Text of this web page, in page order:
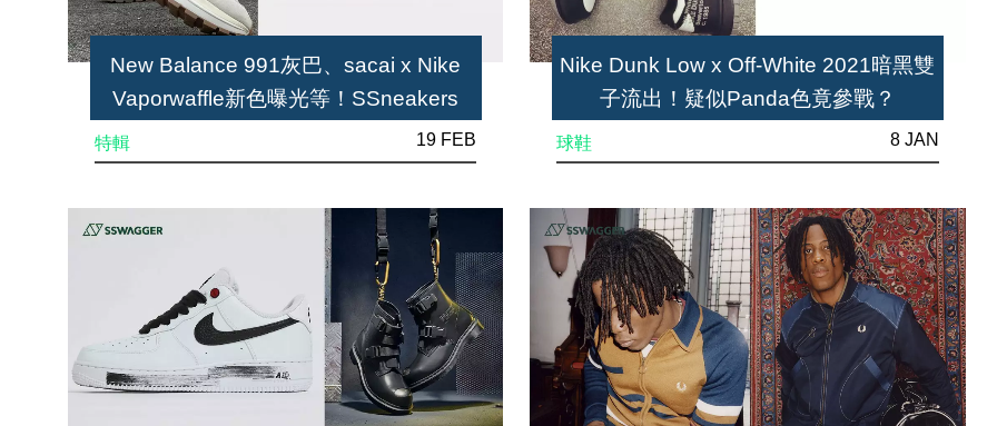
New Balance 991灰巴、sacai x Nike
Vaporwaffle新色曝光等！SSneakers
Weekly本星期7雙定必注意之球鞋
特輯 19 FEB
Nike Dunk Low x Off-White 2021暗黑雙
子流出！疑似Panda色竟參戰？
球鞋 8 JAN